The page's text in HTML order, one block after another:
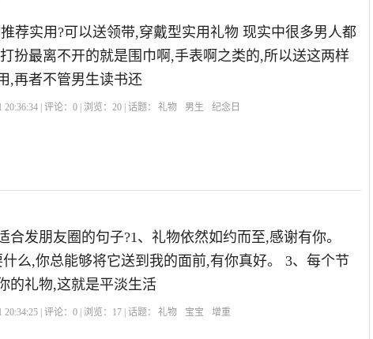
荐实用?可以送领带,穿戴型实用礼物 现实中很多男人都
扮最离不开的就是围巾啊,手表啊之类的,所以送这两样
,再者不管男生读书还
20:36:34 | 评论：0 | 浏览：20 | 话题： 礼物 男生 纪念日
合发朋友圈的句子?1、礼物依然如约而至,感谢有你。
么,你总能够将它送到我的面前,有你真好。 3、每个节
的礼物,这就是平淡生活
20:34:25 | 评论：0 | 浏览： 17 | 话题： 礼物 宝宝 增重